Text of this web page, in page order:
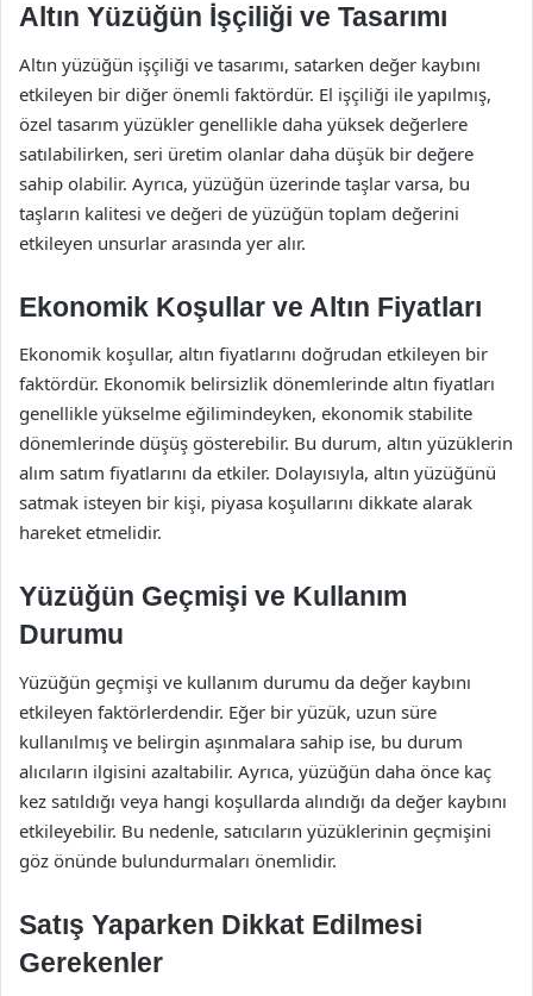
Altın Yüzüğün İşçiliği ve Tasarımı
Altın yüzüğün işçiliği ve tasarımı, satarken değer kaybını
etkileyen bir diğer önemli faktördür. El işçiliği ile yapılmış,
özel tasarım yüzükler genellikle daha yüksek değerlere
satılabilirken, seri üretim olanlar daha düşük bir değere
sahip olabilir. Ayrıca, yüzüğün üzerinde taşlar varsa, bu
taşların kalitesi ve değeri de yüzüğün toplam değerini
etkileyen unsurlar arasında yer alır.
Ekonomik Koşullar ve Altın Fiyatları
Ekonomik koşullar, altın fiyatlarını doğrudan etkileyen bir
faktördür. Ekonomik belirsizlik dönemlerinde altın fiyatları
genellikle yükselme eğilimindeyken, ekonomik stabilite
dönemlerinde düşüş gösterebilir. Bu durum, altın yüzüklerin
alım satım fiyatlarını da etkiler. Dolayısıyla, altın yüzüğünü
satmak isteyen bir kişi, piyasa koşullarını dikkate alarak
hareket etmelidir.
Yüzüğün Geçmişi ve Kullanım
Durumu
Yüzüğün geçmişi ve kullanım durumu da değer kaybını
etkileyen faktörlerdendir. Eğer bir yüzük, uzun süre
kullanılmış ve belirgin aşınmalara sahip ise, bu durum
alıcıların ilgisini azaltabilir. Ayrıca, yüzüğün daha önce kaç
kez satıldığı veya hangi koşullarda alındığı da değer kaybını
etkileyebilir. Bu nedenle, satıcıların yüzüklerinin geçmişini
göz önünde bulundurmaları önemlidir.
Satış Yaparken Dikkat Edilmesi
Gerekenler